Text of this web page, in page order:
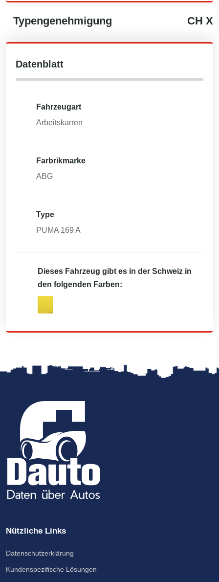
Typengenehmigung CH X
Datenblatt
Fahrzeugart
Arbeitskarren
Farbrikmarke
ABG
Type
PUMA 169 A
Dieses Fahrzeug gibt es in der Schweiz in
den folgenden Farben:
Nützliche Links
Datenschutzerklärung
Kundenspezifische Lösungen